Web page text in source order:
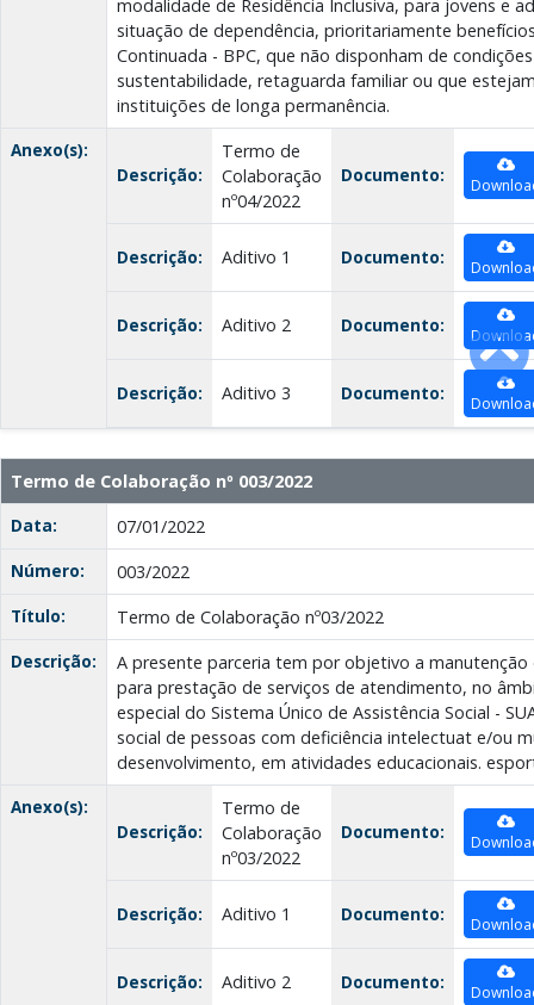
modalidade de Residência Inclusiva, para jovens e
situação de dependência, prioritariamente
Continuada - BPC, que não disponham de
sustentabilidade, retaguarda familiar ou que
instituições de longa permanência.
Anexo(s):
Descrição:
Termo de
Colaboração
nº04/2022
Documento:
Descrição: Aditivo 1 Documento:
Descrição: Aditivo 2 Documento:
Descrição: Aditivo 3 Documento:
Termo de Colaboração nº 003/2022
Data:
07/01/2022
Número:
003/2022
Título:
Termo de Colaboração nº03/2022
Descrição:
A presente parceria tem por objetivo a manutenção
para prestação de serviços de atendimento, no
especial do Sistema Único de Assistência Social -
social de pessoas com deficiência intelectuat e/ou
desenvolvimento, em atividades educacionais.
Anexo(s):
Descrição:
Termo de
Colaboração
nº03/2022
Documento:
Descrição: Aditivo 1 Documento:
Descrição: Aditivo 2 Documento: